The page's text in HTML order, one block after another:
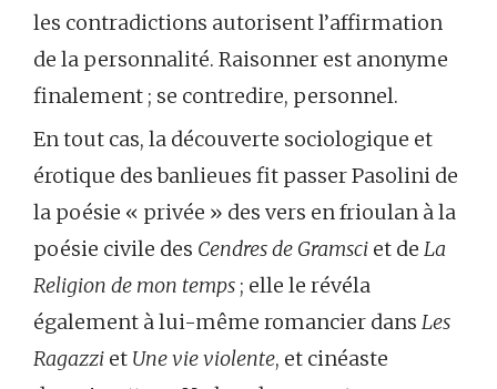
les contradictions autorisent l’affirmation
de la personnalité. Raisonner est anonyme
finalement ; se contredire, personnel.
En tout cas, la découverte sociologique et
érotique des banlieues fit passer Pasolini de
la poésie « privée » des vers en frioulan à la
poésie civile des Cendres de Gramsci et de La
Religion de mon temps ; elle le révéla
également à lui-même romancier dans Les
Ragazzi et Une vie violente, et cinéaste